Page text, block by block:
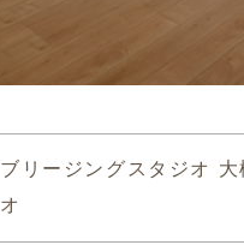
ブリージングスタジオ
オ